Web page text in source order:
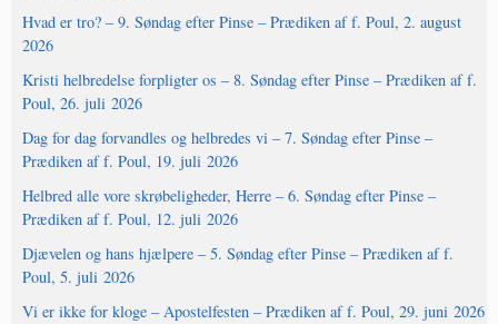
Hvad er tro? – 9. Søndag efter Pinse – Prædiken af f. Poul, 2. august
2026
Kristi helbredelse forpligter os – 8. Søndag efter Pinse – Prædiken af f.
Poul, 26. juli 2026
Dag for dag forvandles og helbredes vi – 7. Søndag efter Pinse –
Prædiken af f. Poul, 19. juli 2026
Helbred alle vore skrøbeligheder, Herre – 6. Søndag efter Pinse –
Prædiken af f. Poul, 12. juli 2026
Djævelen og hans hjælpere – 5. Søndag efter Pinse – Prædiken af f.
Poul, 5. juli 2026
Vi er ikke for kloge – Apostelfesten – Prædiken af f. Poul, 29. juni 2026